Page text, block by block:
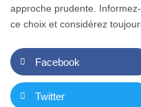
approche prudente.
ce choix et considérez
Facebook
Twitter